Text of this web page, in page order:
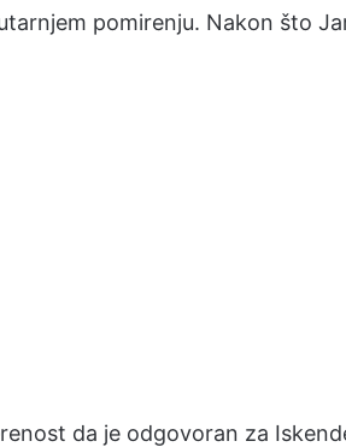
pomirenju. Nakon što
da je odgovoran za